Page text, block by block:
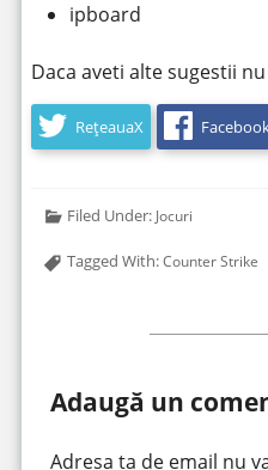
ipboard
Daca aveti alte sugestii
RețeauaX
Filed Under: Jocuri
Tagged With:Counter Strike
Adaugă un
Adresa ta de email nu